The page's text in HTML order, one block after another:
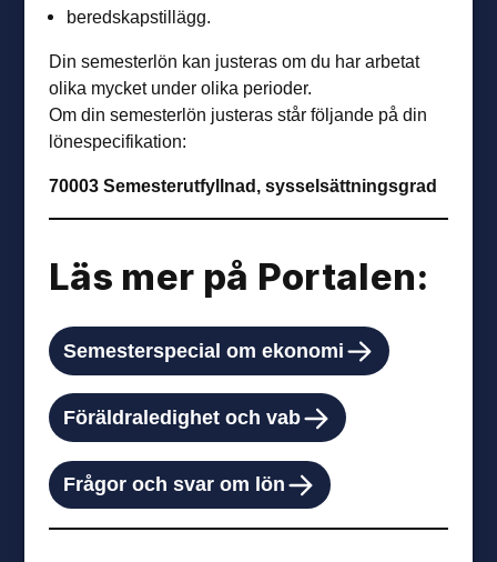
beredskapstillägg.
Din semesterlön kan justeras om du har arbetat
olika mycket under olika perioder.
Om din semesterlön justeras står följande på din
lönespecifikation:
70003 Semesterutfyllnad, sysselsättningsgrad
Läs mer på Portalen:
Semesterspecial om ekonomi
Föräldraledighet och vab
Frågor och svar om lön